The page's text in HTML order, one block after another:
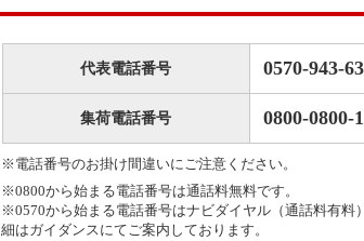
代表電話番号 0570-943-
集荷電話番号 0800-0800-
※電話番号のお掛け間違いにご注意ください。
※0800から始まる電話番号は通話料無料です。
※0570から始まる電話番号はナビダイヤル（通話料有料
細はガイダンスにてご案内しております。